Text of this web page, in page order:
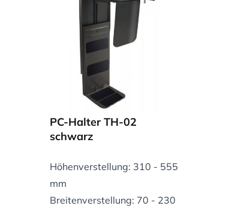
PC-Halter TH-02
schwarz
Höhenverstellung: 310 - 555
mm
Breitenverstellung: 70 - 230